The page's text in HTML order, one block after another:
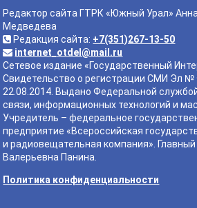
Редактор сайта ГТРК «Южный Урал»
Медведева
Редакция сайта: +7(351)267-13-50
internet_otdel@mail.ru
Сетевое издание «Государственный
Свидетельство о регистрации СМИ Эл №
22.08.2014. Выдано Федеральной
связи, информационных технологий и
Учредитель – федеральное
предприятие «Всероссийская
и радиовещательная компания».
Валерьевна Панина.
Политика конфиденциальности